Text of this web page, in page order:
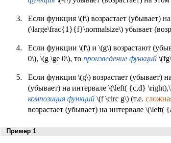
Если функция \(f\) возрастает (убывает)
(\large\frac{1}{f}\normalsize\) убывает
Если функции \(f\) и \(g\) возрастают
0\), \(g \ge 0\), то произведение функций
Если функция \(g\) возрастает (убывает)
(убывает) на интервале \(\left( {c,d}
композиция функций \(f \circ g\) (т.е.
возрастает (убывает) на интервале \(\left(
Пример 1